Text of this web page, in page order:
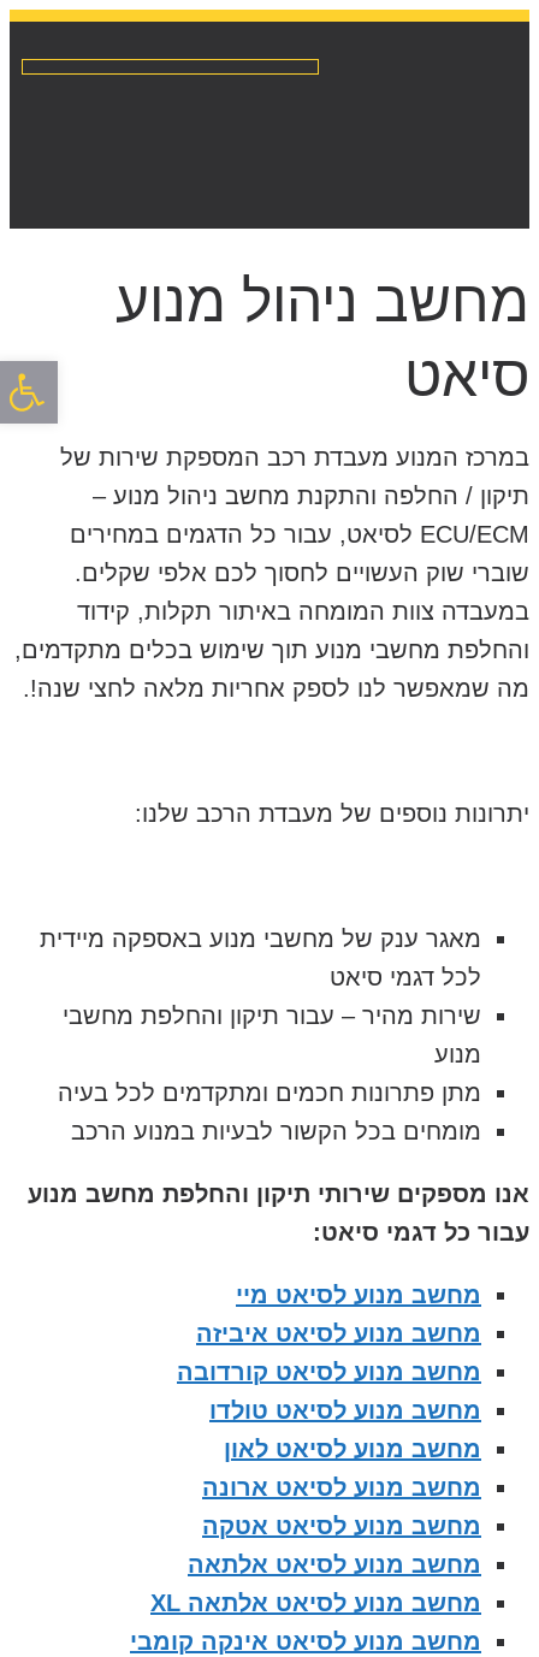
מחשב ניהול מנוע
סיאט
במרכז המנוע מעבדת רכב המספקת שירות של
תיקון / החלפה והתקנת מחשב ניהול מנוע –
ECU/ECM לסיאט, עבור כל הדגמים במחירים
שוברי שוק העשויים לחסוך לכם אלפי שקלים.
במעבדה צוות המומחה באיתור תקלות, קידוד
והחלפת מחשבי מנוע תוך שימוש בכלים מתקדמים,
מה שמאפשר לנו לספק אחריות מלאה לחצי שנה!.
יתרונות נוספים של מעבדת הרכב שלנו:
מאגר ענק של מחשבי מנוע באספקה מיידית
לכל דגמי סיאט
שירות מהיר – עבור תיקון והחלפת מחשבי
מנוע
מתן פתרונות חכמים ומתקדמים לכל בעיה
מומחים בכל הקשור לבעיות במנוע הרכב
אנו מספקים שירותי תיקון והחלפת מחשב מנוע
עבור כל דגמי סיאט:
מחשב מנוע לסיאט מיי
מחשב מנוע לסיאט איביזה
מחשב מנוע לסיאט קורדובה
מחשב מנוע לסיאט טולדו
מחשב מנוע לסיאט לאון
מחשב מנוע לסיאט ארונה
מחשב מנוע לסיאט אטקה
מחשב מנוע לסיאט אלתאה
מחשב מנוע לסיאט אלתאה XL
מחשב מנוע לסיאט אינקה קומבי
פתח